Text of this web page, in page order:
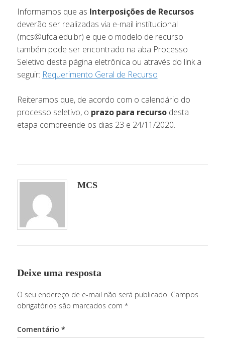
Informamos que as Interposições de Recursos
deverão ser realizadas via e-mail institucional
(mcs@ufca.edu.br) e que o modelo de recurso
também pode ser encontrado na aba Processo
Seletivo desta página eletrônica ou através do link a
seguir: Requerimento Geral de Recurso
Reiteramos que, de acordo com o calendário do
processo seletivo, o prazo para recurso desta
etapa compreende os dias 23 e 24/11/2020.
MCS
Deixe uma resposta
O seu endereço de e-mail não será publicado. Campos
obrigatórios são marcados com *
Comentário *